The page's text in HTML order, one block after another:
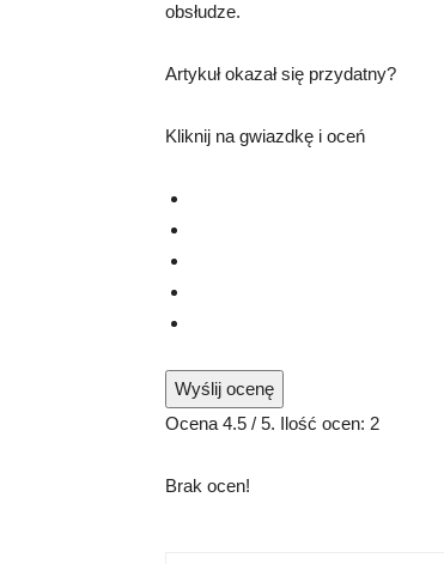
obsłudze.
Artykuł okazał się przydatny?
Kliknij na gwiazdkę i oceń
Wyślij ocenę
Ocena 4.5 / 5. Ilość ocen: 2
Brak ocen!